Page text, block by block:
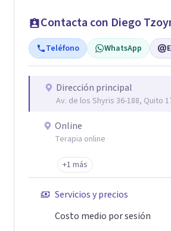
Contacta con Diego
Teléfono WhatsApp
Dirección principal
Av. de los Shyris 36-188, Quito
Online
Terapia online
+1 más
Servicios y precios
Costo medio por sesión